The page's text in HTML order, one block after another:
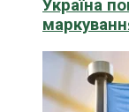
Україна